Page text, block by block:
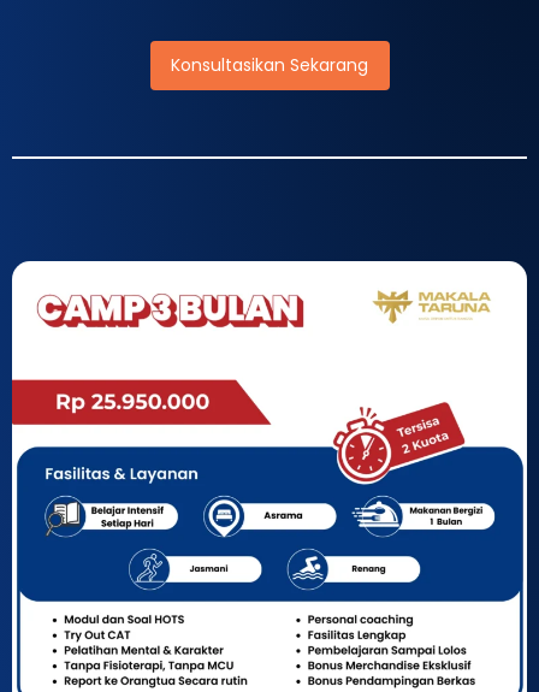
Konsultasikan Sekarang